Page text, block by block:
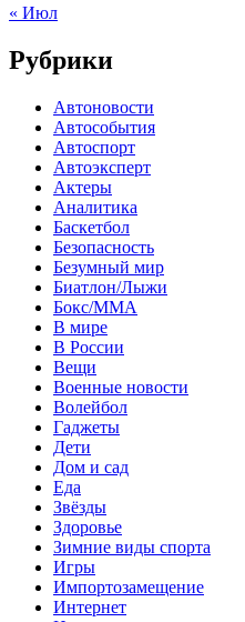
« Июл
Рубрики
Автоновости
Автособытия
Автоспорт
Автоэксперт
Актеры
Аналитика
Баскетбол
Безопасность
Безумный мир
Биатлон/Лыжи
Бокс/MMA
В мире
В России
Вещи
Военные новости
Волейбол
Гаджеты
Дети
Дом и сад
Еда
Звёзды
Здоровье
Зимние виды спорта
Игры
Импортозамещение
Интернет